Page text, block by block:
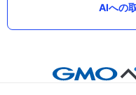
AIへの